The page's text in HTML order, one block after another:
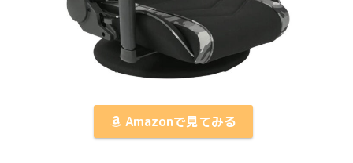
Amazonで見てみる